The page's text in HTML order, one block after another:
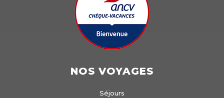
NOS VOYAGES
Séjours